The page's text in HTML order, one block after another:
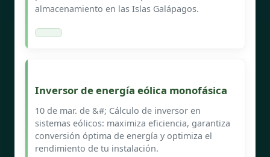
almacenamiento en las Islas Galápagos.
Inversor de energía eólica monofásica
10 de mar. de &#; Cálculo de inversor en
sistemas eólicos: maximiza eficiencia, garantiza
conversión óptima de energía y optimiza el
rendimiento de tu instalación.